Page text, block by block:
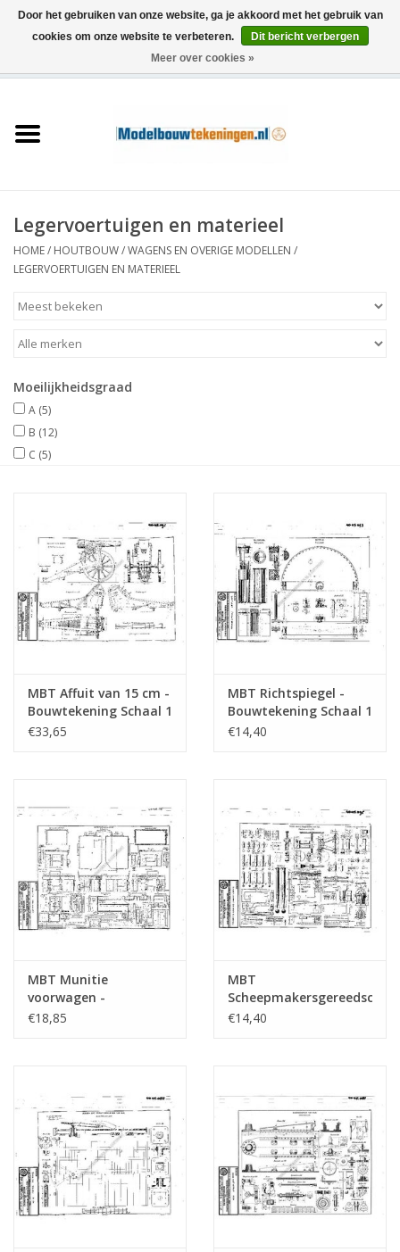
Schepen
Houtbouw
Machines
Documentatie
Tijdschriften
NIEUWE TIJDSCHRIFTEN
ABONNEMENT DE
MODELBOUWER
Legervoertuigen en materieel
HOME/ HOUTBOUW/WAGENS EN OVERIGE MODELLEN /
LEGERVOERTUIGEN EN MATERIEEL
Moeilijkheidsgraad
A (5)
B (12)
C (5)
MBT Affuit van 15 cm -
Bouwtekening Schaal 1
: N/A (40.45.091)
€33,65
MBT Richtspiegel -
Bouwtekening Schaal 1
: N/A (40.45.073)
€14,40
MBT Munitie
voorwagen -
Bouwtekening Schaal 1
€18,85
MBT
- Bouwtekening Schaal
€14,40
Door het gebruiken van onze website, ga je akkoord met het gebruik van
cookies om onze website te verbeteren.
Dit bericht verbergen
Meer over cookies »